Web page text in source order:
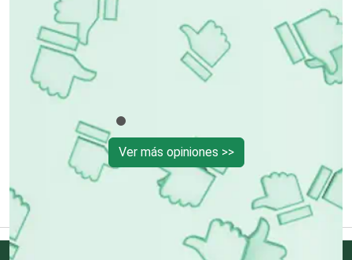
Conversiones Automotrices
Copiadoras
Cortinas, Persianas y Alfombras
Cremerías y Salchichonerías
Ver más opiniones >>